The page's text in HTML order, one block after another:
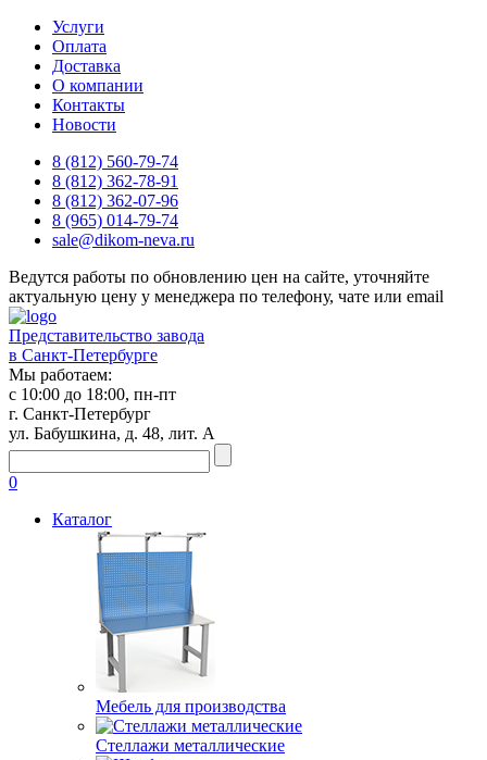
Услуги
Оплата
Доставка
О компании
Контакты
Новости
8 (812) 560-79-74
8 (812) 362-78-91
8 (812) 362-07-96
8 (965) 014-79-74
sale@dikom-neva.ru
Ведутся работы по обновлению цен на сайте, уточняйте
актуальную цену у менеджера по телефону, чате или email
Представительство завода
в Санкт-Петербурге
Мы работаем:
с 10:00 до 18:00, пн-пт
г. Санкт-Петербург
ул. Бабушкина, д. 48, лит. А
0
Каталог
Мебель для производства
Стеллажи металлические